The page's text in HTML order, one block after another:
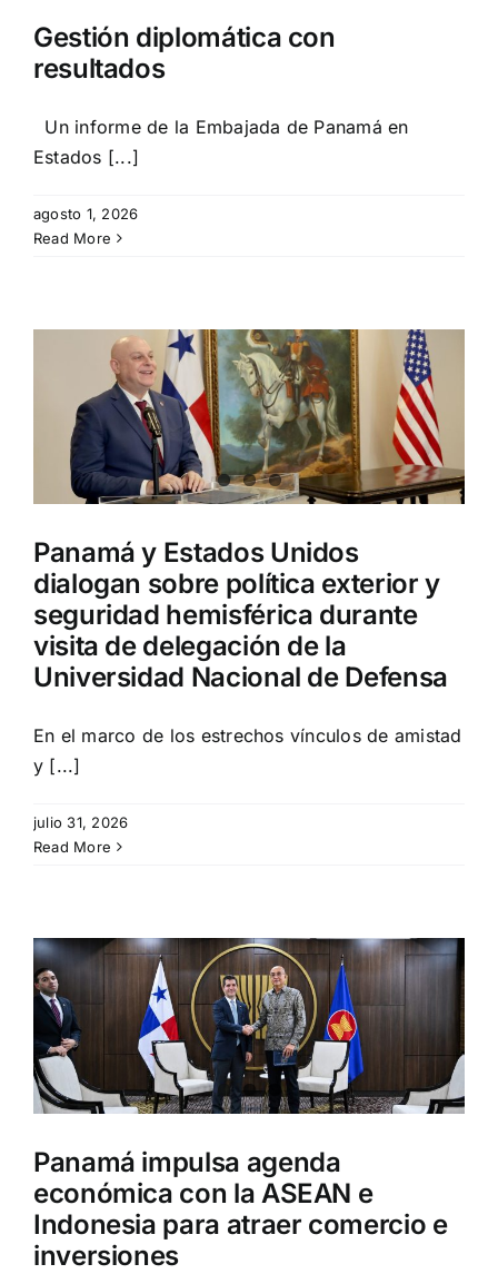
Gestión diplomática con
resultados
Un informe de la Embajada de Panamá en
Estados [...]
agosto 1, 2026
Read More
Panamá y Estados Unidos
dialogan sobre política exterior y
seguridad hemisférica durante
visita de delegación de la
Universidad Nacional de Defensa
En el marco de los estrechos vínculos de amistad
y [...]
julio 31, 2026
Read More
Panamá impulsa agenda
económica con la ASEAN e
Indonesia para atraer comercio e
inversiones